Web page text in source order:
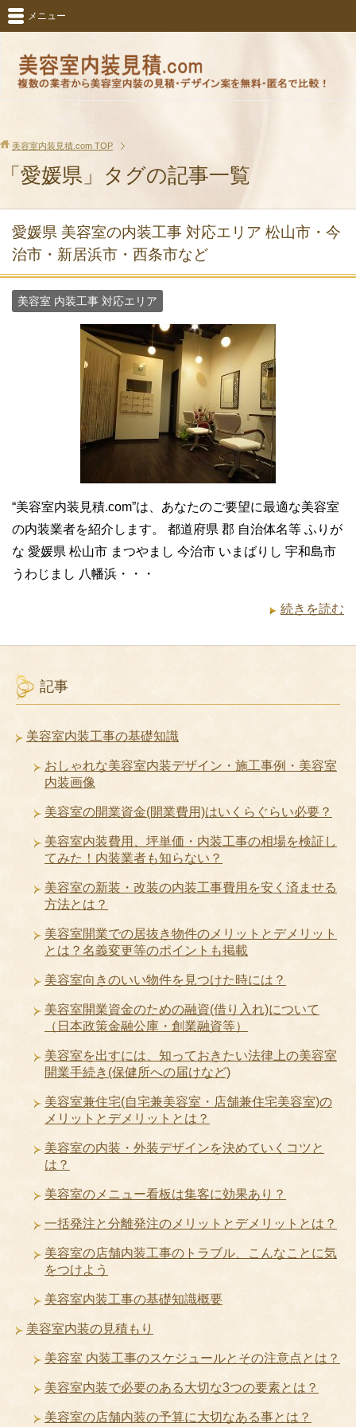
メニュー
美容室内装見積.com TOP
「愛媛県」タグの記事一覧
愛媛県 美容室の内装工事 対応エリア 松山市・今
治市・新居浜市・西条市など
美容室 内装工事 対応エリア
“美容室内装見積.com”は、あなたのご要望に最適な美容室
の内装業者を紹介します。 都道府県 郡 自治体名等 ふりが
な 愛媛県 松山市 まつやまし 今治市 いまばりし 宇和島市
うわじまし 八幡浜・・・
続きを読む
記事
美容室内装工事の基礎知識
おしゃれな美容室内装デザイン・施工事例・美容室
内装画像
美容室の開業資金(開業費用)はいくらぐらい必要？
美容室内装費用、坪単価・内装工事の相場を検証し
てみた！内装業者も知らない？
美容室の新装・改装の内装工事費用を安く済ませる
方法とは？
美容室開業での居抜き物件のメリットとデメリット
とは？名義変更等のポイントも掲載
美容室向きのいい物件を見つけた時には？
美容室開業資金のための融資(借り入れ)について
（日本政策金融公庫・創業融資等）
美容室を出すには、知っておきたい法律上の美容室
開業手続き(保健所への届けなど)
美容室兼住宅(自宅兼美容室・店舗兼住宅美容室)の
メリットとデメリットとは？
美容室の内装・外装デザインを決めていくコツと
は？
美容室のメニュー看板は集客に効果あり？
一括発注と分離発注のメリットとデメリットとは？
美容室の店舗内装工事のトラブル、こんなことに気
をつけよう
美容室内装工事の基礎知識概要
美容室内装の見積もり
美容室 内装工事のスケジュールとその注意点とは？
美容室内装で必要のある大切な3つの要素とは？
美容室の店舗内装の予算に大切なある事とは？